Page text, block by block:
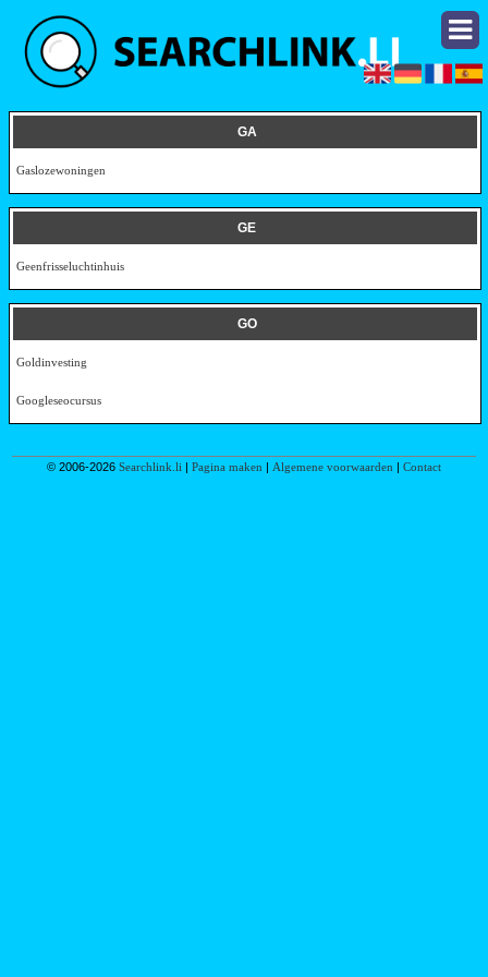
GA
Gaslozewoningen
GE
Geenfrisseluchtinhuis
GO
Goldinvesting
Googleseocursus
© 2006-2026 Searchlink.li | Pagina maken | Algemene voorwaarden | Contact